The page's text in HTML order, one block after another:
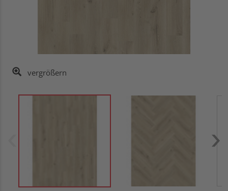
vergrößern